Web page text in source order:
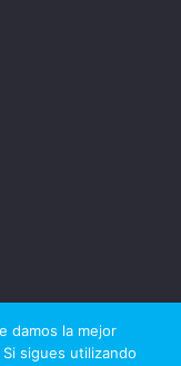
-Aviso legal -Política de
damos la mejor
sigues utilizando